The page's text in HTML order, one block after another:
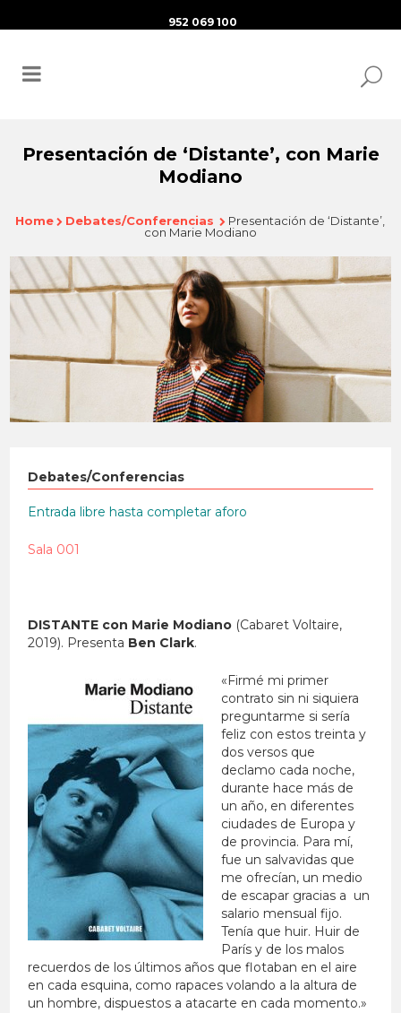
952 069 100
Presentación de ‘Distante’, con Marie
Modiano
Home Debates/Conferencias
Presentación de ‘Distante’,
con Marie Modiano
Debates/Conferencias
Entrada libre hasta completar aforo
Sala 001
DISTANTE con Marie Modiano (Cabaret Voltaire,
2019). Presenta Ben Clark.
«Firmé mi primer
contrato sin ni siquiera
preguntarme si sería
feliz con estos treinta y
dos versos que
declamo cada noche,
durante hace más de
un año, en diferentes
ciudades de Europa y
de provincia. Para mí,
fue un salvavidas que
me ofrecían, un medio
de escapar gracias a un
salario mensual fijo.
Tenía que huir. Huir de
París y de los malos
recuerdos de los últimos años que flotaban en el aire
en cada esquina, como rapaces volando a la altura de
un hombre, dispuestos a atacarte en cada momento.»